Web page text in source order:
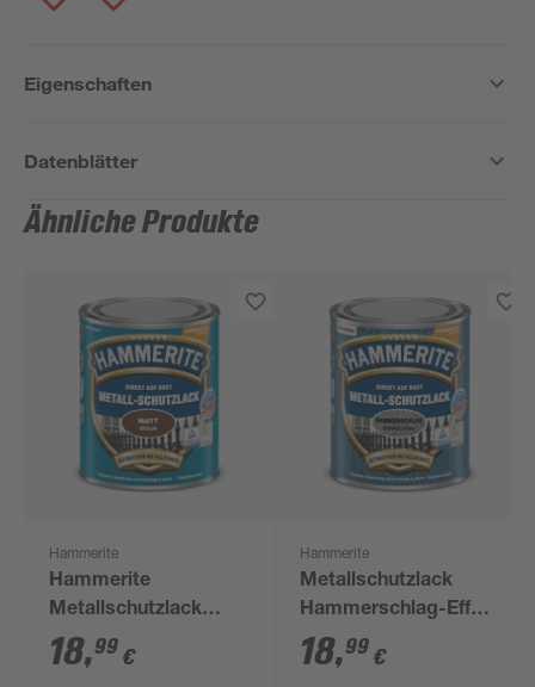
Eigenschaften
Datenblätter
Ähnliche Produkte
Hammerite
Hammerite
Metallschutzlack
'Direkt auf Rost'
braun matt 750 ml
18,99 €
Hammerite
Metallschutzlack
Hammerschlag-Effekt
dunkelgrau 750 ml
18,99 €